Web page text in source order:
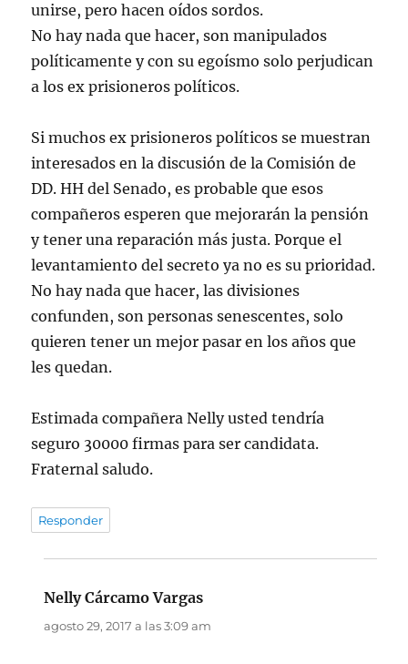
unirse, pero hacen oídos sordos.
No hay nada que hacer, son manipulados
políticamente y con su egoísmo solo perjudican
a los ex prisioneros políticos.
Si muchos ex prisioneros políticos se muestran
interesados en la discusión de la Comisión de
DD. HH del Senado, es probable que esos
compañeros esperen que mejorarán la pensión
y tener una reparación más justa. Porque el
levantamiento del secreto ya no es su prioridad.
No hay nada que hacer, las divisiones
confunden, son personas senescentes, solo
quieren tener un mejor pasar en los años que
les quedan.
Estimada compañera Nelly usted tendría
seguro 30000 firmas para ser candidata.
Fraternal saludo.
Responder
Nelly Cárcamo Vargas
agosto 29, 2017 a las 3:09 am